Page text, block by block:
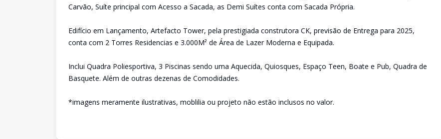
Carvão, Suíte principal com Acesso a Sacada, as Demi Suítes conta com Sacada Própria.
Edifício em Lançamento, Artefacto Tower, pela prestigiada construtora CK, previsão de Entrega para 2025,
conta com 2 Torres Residencias e 3.000M² de Área de Lazer Moderna e Equipada.
Inclui Quadra Poliesportiva, 3 Piscinas sendo uma Aquecida, Quiosques, Espaço Teen, Boate e Pub, Quadra de
Basquete. Além de outras dezenas de Comodidades.
*imagens meramente ilustrativas, moblilia ou projeto não estão inclusos no valor.